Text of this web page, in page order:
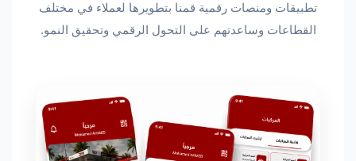
تطبيقات ومنصات رقمية قمنا بتطويرها لعملاء في مختلف
القطاعات وساعدتهم على التحول الرقمي وتحقيق النمو.